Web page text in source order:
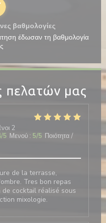
πελατών μας
2
/5 Μενού : 5/5 Ποιότητα /
de la terrasse,
Tres bon repas
cocktail réalisé sous
mixologie.
βαθμολογίες
έδωσαν τη βαθμολογία